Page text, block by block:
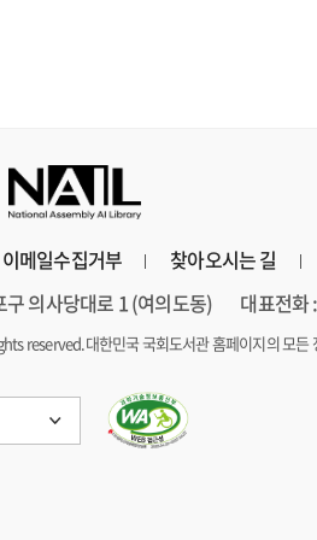
이메일수집거부 찾아오시는 길
의사당대로 1 (여의도동)
대표전화
reserved.대한민국 국회도서관 홈페이지의 모